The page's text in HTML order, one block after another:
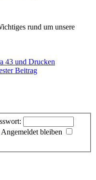
rund um unsere
43 und Drucken
Beitrag
Angemeldet bleiben